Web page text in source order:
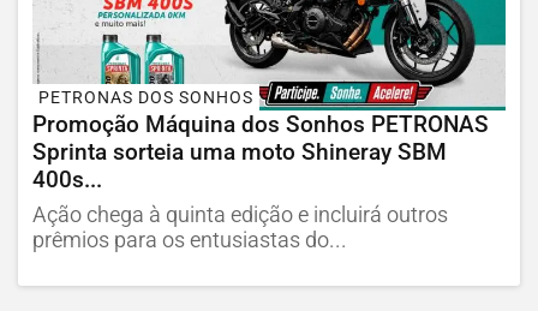
PETRONAS DOS SONHOS
Promoção Máquina dos Sonhos PETRONAS
Sprinta sorteia uma moto Shineray SBM
400s...
Ação chega à quinta edição e incluirá outros
prêmios para os entusiastas do...